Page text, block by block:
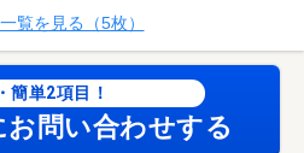
覧を見る（5枚）
簡単2項目！
お問い合わせする